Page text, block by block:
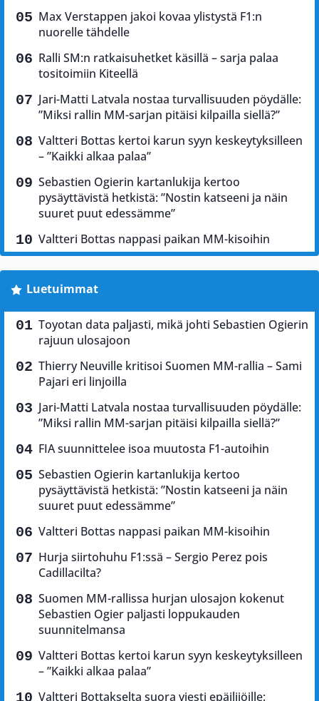
Max Verstappen jakoi kovaa ylistystä F1:n
nuorelle tähdelle
Ralli SM:n ratkaisuhetket käsillä – sarja palaa
tositoimiin Kiteellä
Jari-Matti Latvala nostaa turvallisuuden pöydälle:
”Miksi rallin MM-sarjan pitäisi kilpailla siellä?”
Valtteri Bottas kertoi karun syyn keskeytyksilleen
– ”Kaikki alkaa palaa”
Sebastien Ogierin kartanlukija kertoo
pysäyttävistä hetkistä: ”Nostin katseeni ja näin
suuret puut edessämme”
Valtteri Bottas nappasi paikan MM-kisoihin
Luetuimmat
Toyotan data paljasti, mikä johti Sebastien Ogierin
rajuun ulosajoon
Thierry Neuville kritisoi Suomen MM-rallia – Sami
Pajari eri linjoilla
Jari-Matti Latvala nostaa turvallisuuden pöydälle:
”Miksi rallin MM-sarjan pitäisi kilpailla siellä?”
FIA suunnittelee isoa muutosta F1-autoihin
Sebastien Ogierin kartanlukija kertoo
pysäyttävistä hetkistä: ”Nostin katseeni ja näin
suuret puut edessämme”
Valtteri Bottas nappasi paikan MM-kisoihin
Hurja siirtohuhu F1:ssä – Sergio Perez pois
Cadillacilta?
Suomen MM-rallissa hurjan ulosajon kokenut
Sebastien Ogier paljasti loppukauden
suunnitelmansa
Valtteri Bottas kertoi karun syyn keskeytyksilleen
– ”Kaikki alkaa palaa”
Valtteri Bottakselta suora viesti epäilijöille: